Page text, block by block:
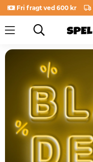
Fri fragt ved 600 kr